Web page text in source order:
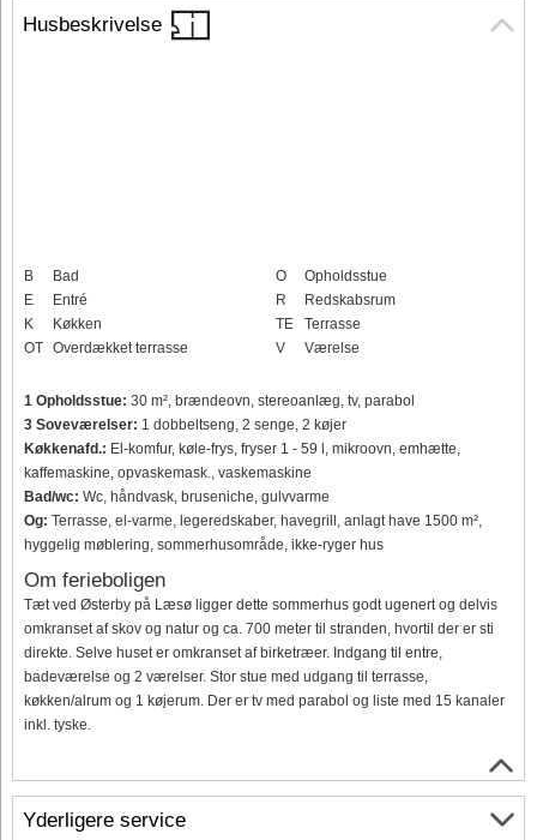
Husbeskrivelse
B
Bad
E
Entré
K
Køkken
OT Overdækket terrasse
O
Opholdsstue
R
Redskabsrum
TE
Terrasse
V
Værelse
1 Opholdsstue: 30 m², brændeovn, stereoanlæg, tv, parabol
3 Soveværelser: 1 dobbeltseng, 2 senge, 2 køjer
Køkkenafd.: El-komfur, køle-frys, fryser 1 - 59 l, mikroovn, emhætte,
kaffemaskine, opvaskemask., vaskemaskine
Bad/wc: Wc, håndvask, bruseniche, gulvvarme
Og: Terrasse, el-varme, legeredskaber, havegrill, anlagt have 1500 m²,
hyggelig møblering, sommerhusområde, ikke-ryger hus
Om ferieboligen
Tæt ved Østerby på Læsø ligger dette sommerhus godt ugenert og delvis
omkranset af skov og natur og ca. 700 meter til stranden, hvortil der er sti
direkte. Selve huset er omkranset af birketræer. Indgang til entre,
badeværelse og 2 værelser. Stor stue med udgang til terrasse,
køkken/alrum og 1 køjerum. Der er tv med parabol og liste med 15 kanaler
inkl. tyske.
Yderligere service